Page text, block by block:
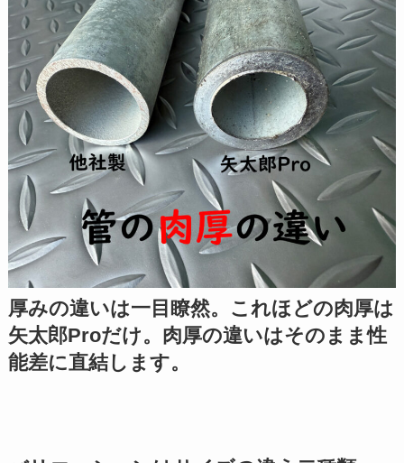
厚みの違いは一目瞭然。これほどの肉厚は
矢太郎Proだけ。肉厚の違いはそのまま性
能差に直結します。